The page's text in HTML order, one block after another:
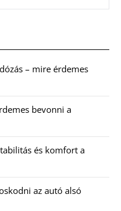
– mire érdemes
bevonni a
és komfort a
az autó alsó